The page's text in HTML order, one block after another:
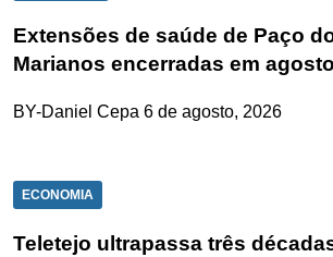
Extensões de saúde de Paço
Marianos encerradas em agosto
BY-Daniel Cepa 6 de agosto, 2026
ECONOMIA
Teletejo ultrapassa três